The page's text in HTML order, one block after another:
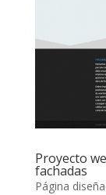
Proyecto
fachadas
Página